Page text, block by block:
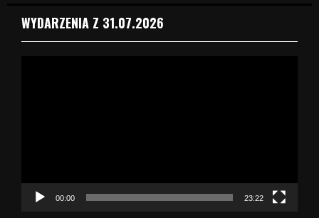
WYDARZENIA Z 31.07.2026
c
00:00 23:22